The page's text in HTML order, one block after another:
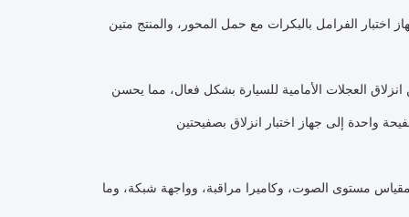
السرعة عالي الكفاءة ذاتي القفل (3.0 كيلو واط / 380 فولت) لجهاز اختبار الفرامل بالبكرات مع حمل المحور، والمنتج متين
انزلاق العجلات الأمامية للسيارة بشكل فعال، مما يحسن
واحدة إلى جهاز اختبار انزلاق بصفيحتين
ومقياس مستوى الصوت، وكاميرا مراقبة، وواجهة شبكة، وما